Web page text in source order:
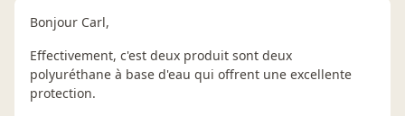
Bonjour Carl,
Effectivement, c'est deux produit sont deux
polyuréthane à base d'eau qui offrent une excellente
protection.